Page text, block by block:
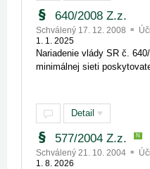
640/2008 Z.z.
Schválený 17. 12. 2008
1. 1. 2025
Nariadenie vlády SR č.
minimálnej sieti
Detail
577/2004 Z.z. N
Schválený 21. 10. 2004
1. 8. 2026